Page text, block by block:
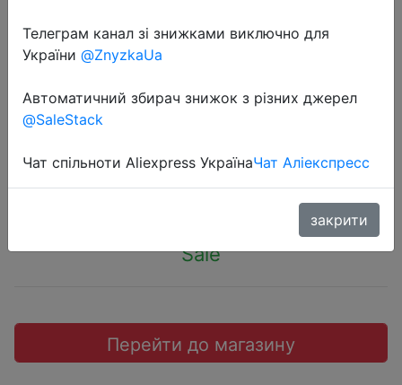
2022-05-03
Мобильный телефон Nokia 105 DS
2019 Black
699 грн.
Sale
Перейти до магазину
Телеграм канал зі знижками виключно для
України @ZnyzkaUa
Автоматичний збирач знижок з різних джерел
@SaleStack
Чат спільноти Aliexpress УкраїнаЧат Аліекспресс
закрити